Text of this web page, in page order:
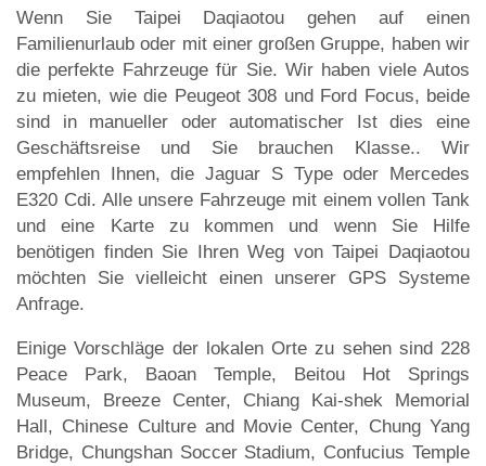
Wenn Sie Taipei Daqiaotou gehen auf einen
Familienurlaub oder mit einer großen Gruppe, haben wir
die perfekte Fahrzeuge für Sie. Wir haben viele Autos
zu mieten, wie die Peugeot 308 und Ford Focus, beide
sind in manueller oder automatischer Ist dies eine
Geschäftsreise und Sie brauchen Klasse.. Wir
empfehlen Ihnen, die Jaguar S Type oder Mercedes
E320 Cdi. Alle unsere Fahrzeuge mit einem vollen Tank
und eine Karte zu kommen und wenn Sie Hilfe
benötigen finden Sie Ihren Weg von Taipei Daqiaotou
möchten Sie vielleicht einen unserer GPS Systeme
Anfrage.
Einige Vorschläge der lokalen Orte zu sehen sind 228
Peace Park, Baoan Temple, Beitou Hot Springs
Museum, Breeze Center, Chiang Kai-shek Memorial
Hall, Chinese Culture and Movie Center, Chung Yang
Bridge, Chungshan Soccer Stadium, Confucius Temple